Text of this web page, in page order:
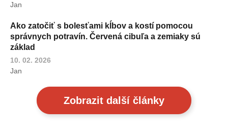
Jan
Ako zatočiť s bolesťami kĺbov a kostí pomocou
správnych potravín. Červená cibuľa a zemiaky sú
základ
10. 02. 2026
Jan
Zobrazit další články